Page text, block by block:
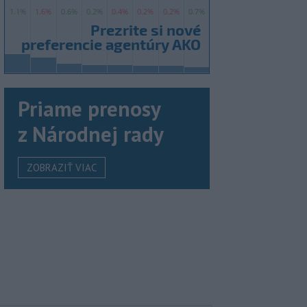
Priame prenosy
z Národnej rady
ZOBRAZIŤ VIAC